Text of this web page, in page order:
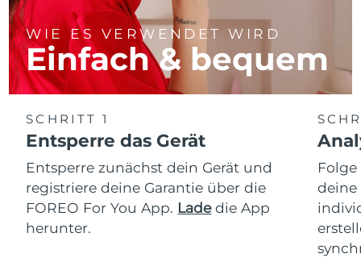
WIE ES VERWENDET WIRD
Einfach & bequem
SCHRITT 1
Entsperre das Gerät
Entsperre zunächst dein Gerät und
registriere deine Garantie über die
FOREO For You App. Ladedie App
herunter.
deine